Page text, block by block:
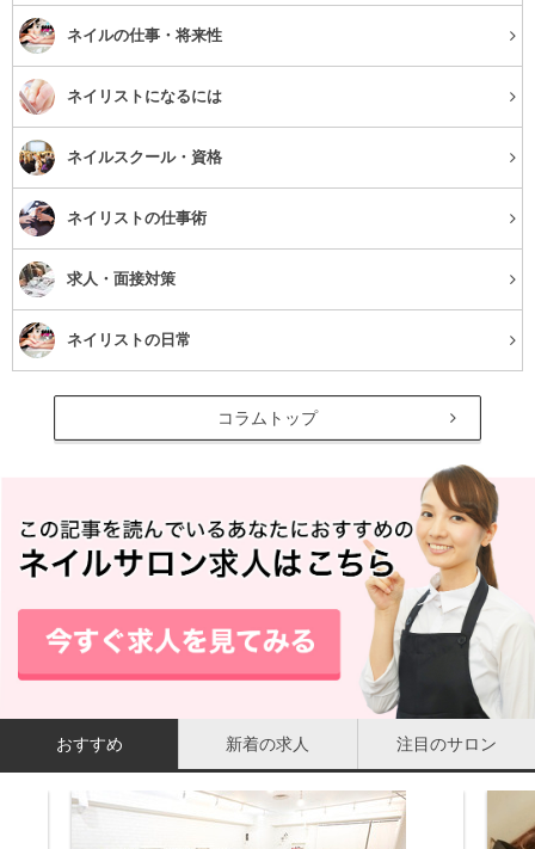
ネイルの仕事・将来性
ネイリストになるには
ネイルスクール・資格
ネイリストの仕事術
求人・面接対策
ネイリストの日常
コラムトップ
おすすめ 新着の求人 注目のサロン